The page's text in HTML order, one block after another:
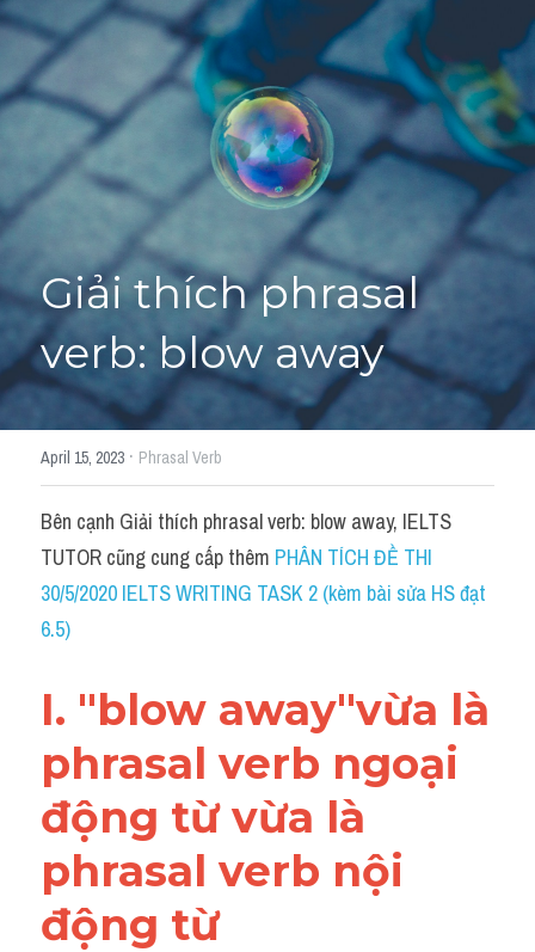
Giải đề thi từng câu
Lời khuyên
Giải đề thi
Academic words
Phrase
Idioms đồng nghĩa
Idioms trái nghĩa
Antonym
Idiom
Grammar
Word form
Cách dùng từ
Phân biệt từ
Đề thi thật Task 2
Speaking
HỌC THỬ
Giải thích phrasal
verb: blow away
April 15, 2023 · Phrasal Verb
Bên cạnh Giải thích phrasal verb: blow away, IELTS
TUTOR cũng cung cấp thêm PHÂN TÍCH ĐỀ THI
30/5/2020 IELTS WRITING TASK 2 (kèm bài sửa HS đạt
6.5)
I. "blow away"vừa là
phrasal verb ngoại
động từ vừa là
phrasal verb nội
động từ